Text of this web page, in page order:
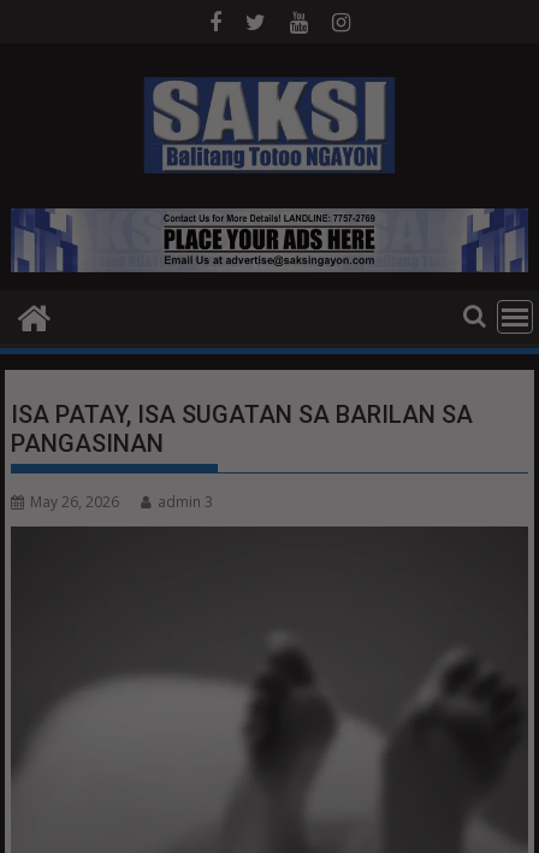
ISA PATAY, ISA SUGATAN SA BARILAN SA
PANGASINAN
May 26, 2026 admin 3